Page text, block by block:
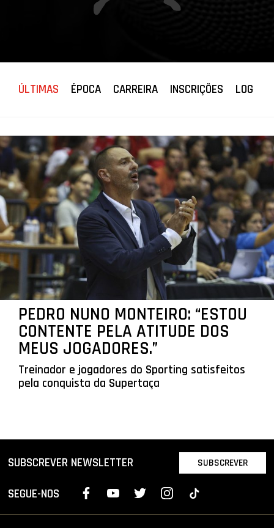
ÚLTIMAS ÉPOCA CARREIRA INSCRIÇÕES LOG
PEDRO NUNO MONTEIRO: “ESTOU
CONTENTE PELA ATITUDE DOS
MEUS JOGADORES.”
Treinador e jogadores do Sporting satisfeitos
pela conquista da Supertaça
SUBSCREVER NEWSLETTER SUBSCREVER
SEGUE-NOS